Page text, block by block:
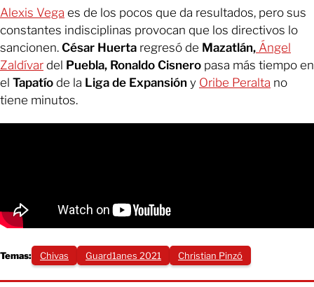
Alexis Vega es de los pocos que da resultados, pero sus
constantes indisciplinas provocan que los directivos lo
sancionen. César Huerta regresó de Mazatlán, Ángel
Zaldívar del Puebla, Ronaldo Cisnero pasa más tiempo en
el Tapatío de la Liga de Expansión y Oribe Peralta no
tiene minutos.
Temas: Chivas Guard1anes 2021 ​Christian Pinzó